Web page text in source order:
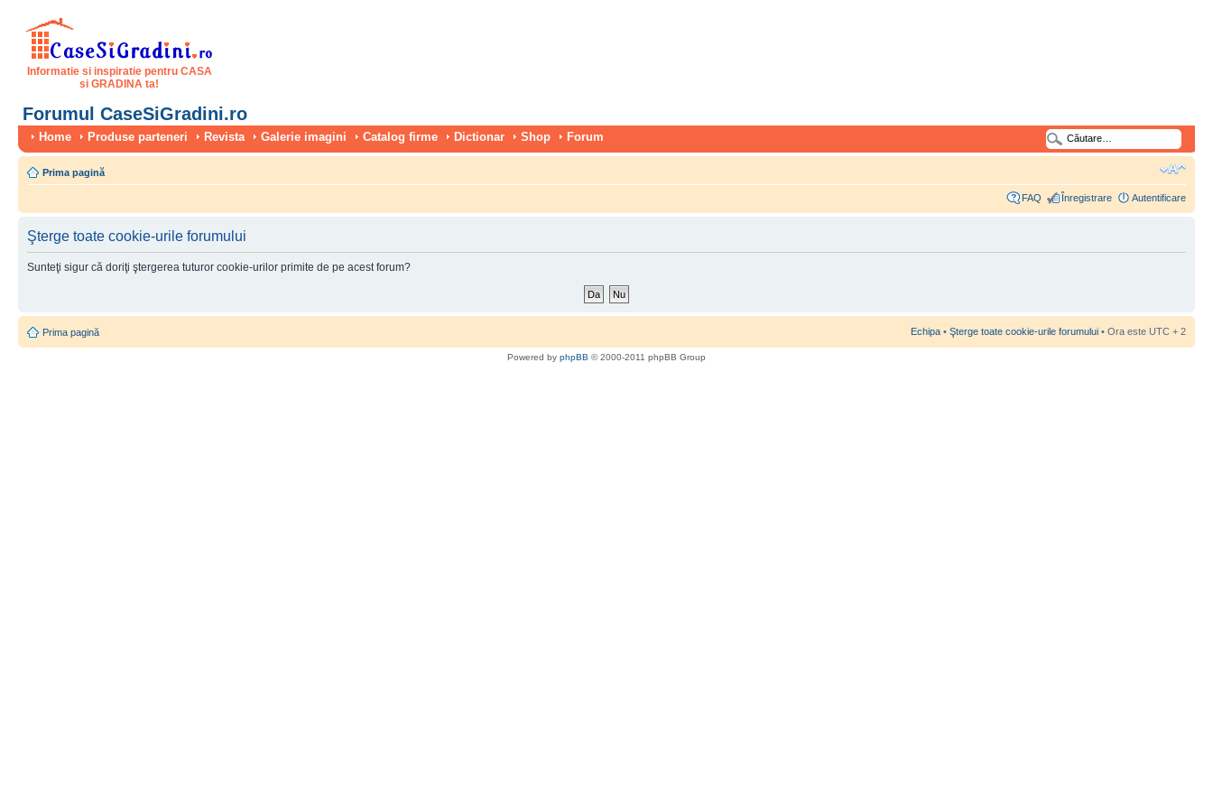
Informatie si inspiratie pentru CASA
si GRADINA ta!
Forumul CaseSiGradini.ro
Home Produse parteneri Revista Galerie imagini Catalog firme Dictionar Shop Forum
Prima pagină
FAQ Înregistrare Autentificare
Şterge toate cookie-urile forumului
Sunteţi sigur că doriţi ştergerea tuturor cookie-urilor primite de pe acest forum?
Prima pagină Echipa • Şterge toate cookie-urile forumului • Ora este UTC + 2
Powered by phpBB © 2000-2011 phpBB Group